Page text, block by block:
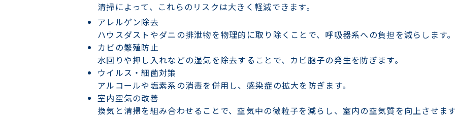
清掃によって、これらのリスクは大きく軽減できます。
アレルゲン除去
ハウスダストやダニの排泄物を物理的に取り除くことで、呼吸器系への負担を減らします
カビの繁殖防止
水回りや押し入れなどの湿気を除去することで、カビ胞子の発生を防ぎます。
ウイルス・細菌対策
アルコールや塩素系の消毒を併用し、感染症の拡大を防ぎます。
室内空気の改善
換気と清掃を組み合わせることで、空気中の微粒子を減らし、室内の空気質を向上させま